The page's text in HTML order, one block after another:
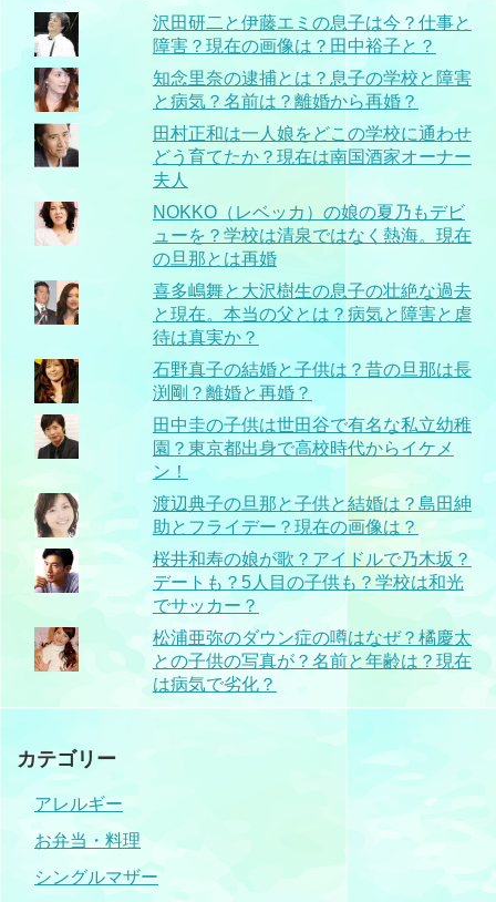
沢田研二と伊藤エミの息子は今？仕事と
障害？現在の画像は？田中裕子と？
知念里奈の逮捕とは？息子の学校と障害
と病気？名前は？離婚から再婚？
田村正和は一人娘をどこの学校に通わせ
どう育てたか？現在は南国酒家オーナー
夫人
NOKKO（レベッカ）の娘の夏乃もデビ
ューを？学校は清泉ではなく熱海。現在
の旦那とは再婚
喜多嶋舞と大沢樹生の息子の壮絶な過去
と現在。本当の父とは？病気と障害と虐
待は真実か？
石野真子の結婚と子供は？昔の旦那は長
渕剛？離婚と再婚？
田中圭の子供は世田谷で有名な私立幼稚
園？東京都出身で高校時代からイケメ
ン！
渡辺典子の旦那と子供と結婚は？島田紳
助とフライデー？現在の画像は？
桜井和寿の娘が歌？アイドルで乃木坂？
デートも？5人目の子供も？学校は和光
でサッカー？
松浦亜弥のダウン症の噂はなぜ？橘慶太
との子供の写真が？名前と年齢は？現在
は病気で劣化？
カテゴリー
アレルギー
お弁当・料理
シングルマザー